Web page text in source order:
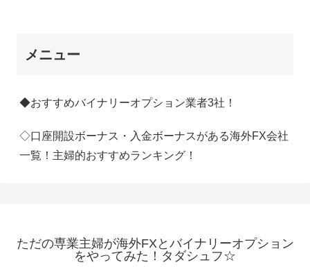
メニュー
◆おすすめバイナリーオプション業者3社！
◇口座開設ボーナス・入金ボーナスがある海外FX会社
一覧！主婦的おすすめランキング！
ただの専業主婦が海外FXとバイナリーオプション
をやってみた！タダシュフ☆